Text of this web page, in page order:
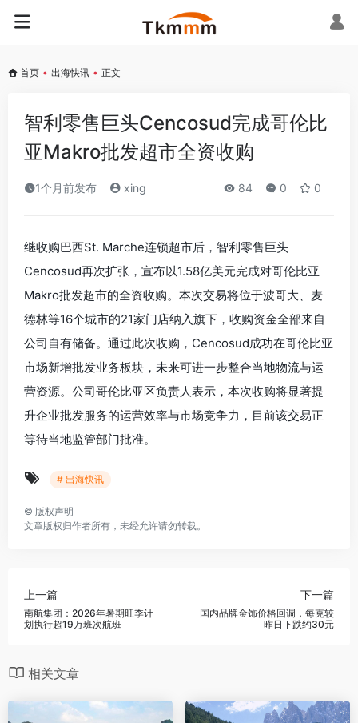
首页 • 出海快讯 • 正文
智利零售巨头Cencosud完成哥伦比
亚Makro批发超市全资收购
1个月前发布 xing 84 0 0
继收购巴西St. Marche连锁超市后，智利零售巨头
Cencosud再次扩张，宣布以1.58亿美元完成对哥伦比亚
Makro批发超市的全资收购。本次交易将位于波哥大、麦
德林等16个城市的21家门店纳入旗下，收购资金全部来自
公司自有储备。通过此次收购，Cencosud成功在哥伦比亚
市场新增批发业务板块，未来可进一步整合当地物流与运
营资源。公司哥伦比亚区负责人表示，本次收购将显著提
升企业批发服务的运营效率与市场竞争力，目前该交易正
等待当地监管部门批准。
# 出海快讯
© 版权声明
文章版权归作者所有，未经允许请勿转载。
上一篇
南航集团：2026年暑期旺季计
划执行超19万班次航班
下一篇
国内品牌金饰价格回调，每克较
昨日下跌约30元
相关文章